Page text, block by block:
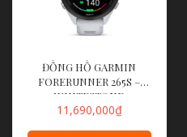
ĐỒNG HỒ GARMIN
FORERUNNER 265S –
WHITESTONE
11,690,000₫